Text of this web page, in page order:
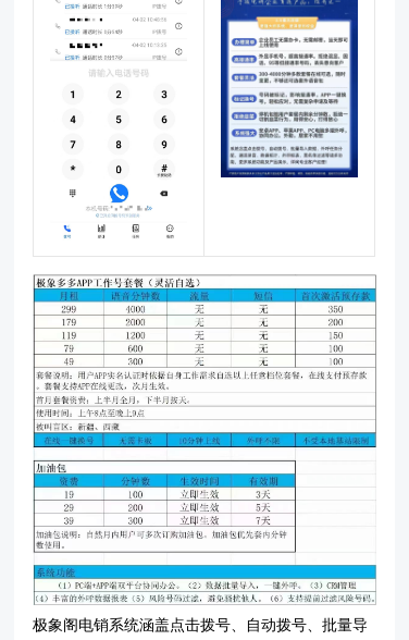
极象阁电销系统涵盖点击拨号、自动拨号、批量导